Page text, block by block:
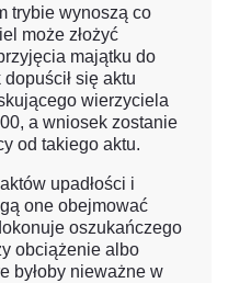
trybie wynoszą co
może złożyć
majątku do
się aktu
wierzyciela
a wniosek zostanie
od takiego aktu.
upadłości i
one obejmować
oszukańczego
obciążenie albo
byłoby nieważne w